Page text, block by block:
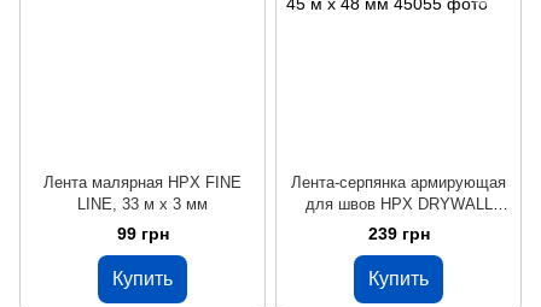
Лента малярная HPX FINE
LINE, 33 м x 3 мм
99 грн
Купить
Лента-серпянка армирующая
для швов HPX DRYWALL
JOINTING TAPE, 45 м x 48 мм
239 грн
Купить